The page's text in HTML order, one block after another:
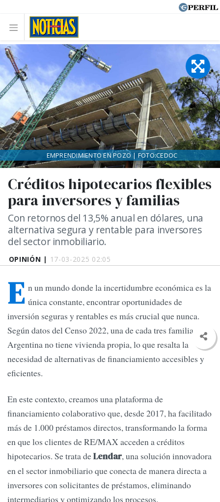
OPINIÓN | 17-03-2025 02:05
Créditos hipotecarios flexibles
para inversores y familias
Con retornos del 13,5% anual en dólares, una
alternativa segura y rentable para inversores
del sector inmobiliario.
EMPRENDIMIENTO EN POZO | FOTO:CEDOC
E n un mundo donde la incertidumbre económica es la
única constante, encontrar oportunidades de
inversión seguras y rentables es más crucial que nunca.
Según datos del Censo 2022, una de cada tres familias en
Argentina no tiene vivienda propia, lo que resalta la
necesidad de alternativas de financiamiento accesibles y
eficientes.
En este contexto, creamos una plataforma de
financiamiento colaborativo que, desde 2017, ha facilitado
más de 1.000 préstamos directos, transformando la forma
en que los clientes de RE/MAX acceden a créditos
hipotecarios. Se trata deLendar, una solución innovadora
en el sector inmobiliario que conecta de manera directa a
inversores con solicitantes de préstamos, eliminando
intermediarios y optimizando los procesos.